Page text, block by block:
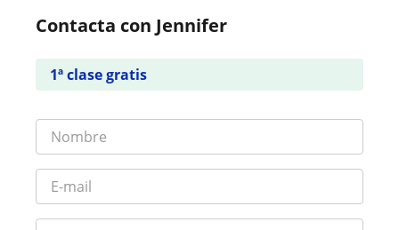
Contacta con Jennifer
1ª clase gratis